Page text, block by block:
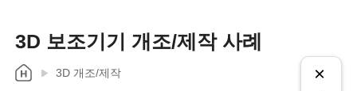
3D 보조기기 개조/제작 사례
3D 개조/제작 ×